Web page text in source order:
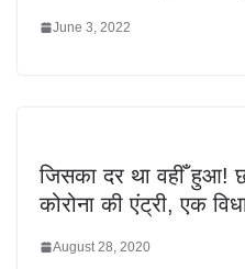
June 3, 2022
जिसका दर था वहीँ हुआ!
कोरोना की एंट्री, एक
August 28, 2020